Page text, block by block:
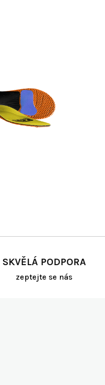
SKVĚLÁ PODPORA
zeptejte se nás